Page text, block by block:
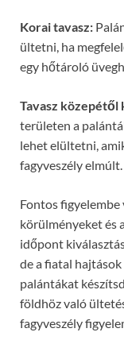
Korai tavasz:
ültetni, ha
egy hőtároló
Tavasz közepétől
területen a
lehet elültetni,
fagyveszély elmúlt.
Fontos
körülményeket és
időpont
de a fiatal
palántákat
földhöz való
fagyveszély